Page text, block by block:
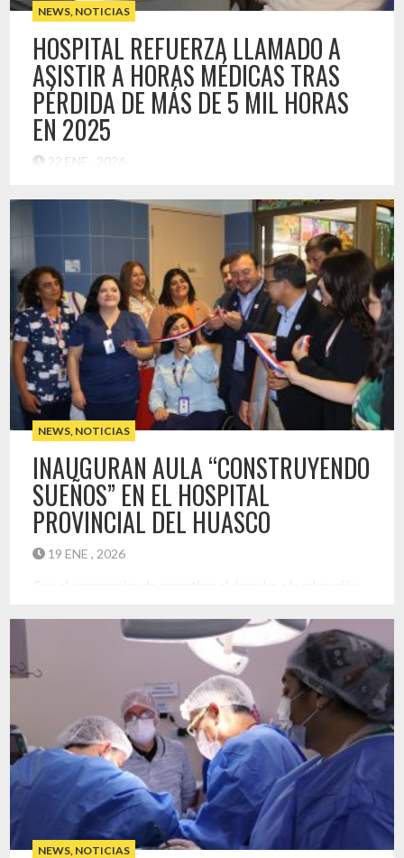
NEWS NOTICIAS
HOSPITAL REFUERZA LLAMADO A
ASISTIR A HORAS MÉDICAS TRAS
PÉRDIDA DE MÁS DE 5 MIL HORAS
EN 2025
22 ENE , 2026
noviembre de 2025 se registró la pérdida de más de 5 mil
400 horas médicas debido a la inasistencia de usuarios a sus
consultas programadas con especialistas, cifra que equivale
al 9,7% del total de las atenciones agendadas en dicho
período. De acuerdo con el […]
Destacado
NEWS NOTICIAS
INAUGURAN AULA “CONSTRUYENDO
SUEÑOS” EN EL HOSPITAL
PROVINCIAL DEL HUASCO
19 ENE , 2026
Con el compromiso de garantizar el derecho a la educación
Secretaría Regional Ministerial de Educación de Atacama y el
Hospital Provincial del Huasco realizaron la inauguración del
Aula Hospitalaria “Construyendo Sueños”, establecimiento
particular subvencionado que estará a cargo de la Entidad
Educacional del mismo nombre. […]
Destacado
NEWS NOTICIAS